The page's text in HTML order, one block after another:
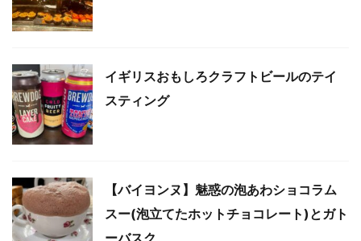
イギリスおもしろクラフトビールのテイ
スティング
【バイヨンヌ】魅惑の泡あわショコラム
スー(泡立てたホットチョコレート)とガト
ーバスク